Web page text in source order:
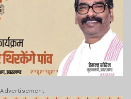
Advertisement